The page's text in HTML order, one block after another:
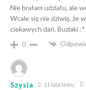
Nie brałam udziału, ale
Wcale się nie dziwię, że
ciekawych dań. Buziaki :*
0
Szysia 11 lata temu